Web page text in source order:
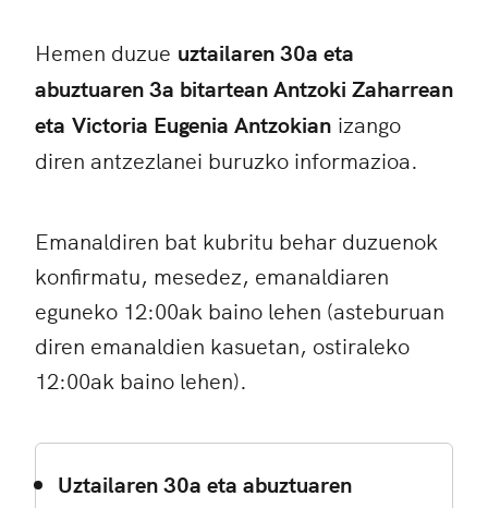
Hemen duzue uztailaren 30a eta
abuztuaren 3a bitartean Antzoki Zaharrean
eta Victoria Eugenia Antzokian izango
diren antzezlanei buruzko informazioa.
Emanaldiren bat kubritu behar duzuenok
konfirmatu, mesedez, emanaldiaren
eguneko 12:00ak baino lehen (asteburuan
diren emanaldien kasuetan, ostiraleko
12:00ak baino lehen).
Uztailaren 30a eta abuztuaren